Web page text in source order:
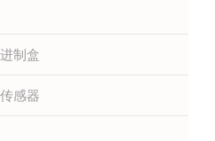
制盒
感器